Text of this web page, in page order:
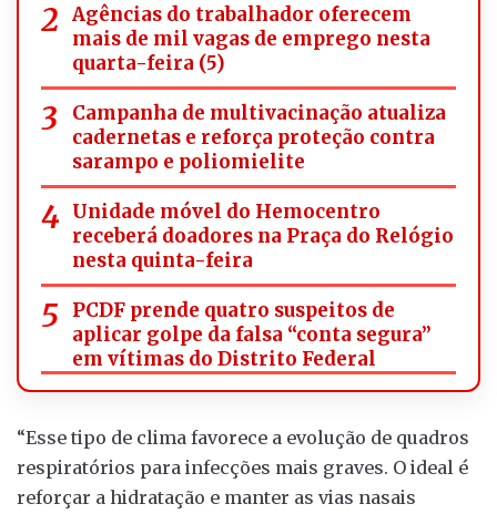
Agências do trabalhador oferecem
mais de mil vagas de emprego nesta
quarta-feira (5)
Campanha de multivacinação atualiza
cadernetas e reforça proteção contra
sarampo e poliomielite
Unidade móvel do Hemocentro
receberá doadores na Praça do Relógio
nesta quinta-feira
PCDF prende quatro suspeitos de
aplicar golpe da falsa “conta segura”
em vítimas do Distrito Federal
“Esse tipo de clima favorece a evolução de quadros
respiratórios para infecções mais graves. O ideal é
reforçar a hidratação e manter as vias nasais